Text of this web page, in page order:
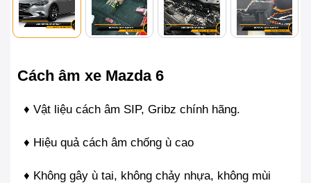
Cách âm xe Mazda 6
♦ Vật liệu cách âm SIP, Gribz chính hãng.
♦ Hiệu quả cách âm chống ù cao
♦ Không gây ù tai, không chảy nhựa, không mùi